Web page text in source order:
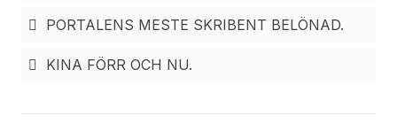
PORTALENS MESTE SKRIBENT BELÖNAD.
KINA FÖRR OCH NU.